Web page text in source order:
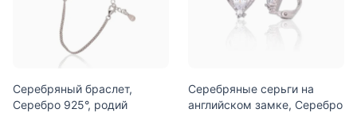
Серебряный браслет,
Серебро 925°, родий
Серебряные серьги на
английском замке, Серебро